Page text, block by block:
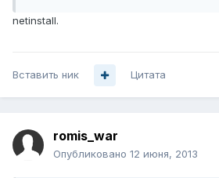
netinstall.
Вставить ник Цитата
romis_war
Опубликовано 12 июня, 2013